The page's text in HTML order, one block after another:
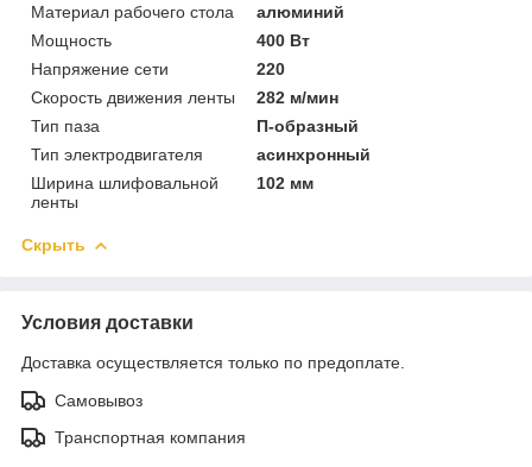
Материал рабочего стола
алюминий
Мощность
400 Вт
Напряжение сети
220
Скорость движения ленты
282 м/мин
Тип паза
П-образный
Тип электродвигателя
асинхронный
Ширина шлифовальной
ленты
102 мм
Скрыть
Условия доставки
Доставка осуществляется только по предоплате.
Самовывоз
Транспортная компания